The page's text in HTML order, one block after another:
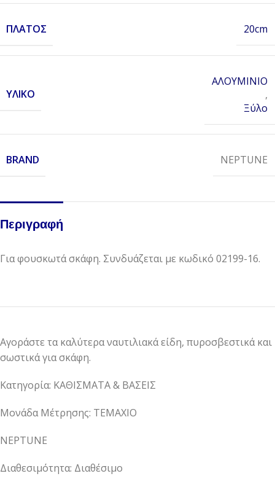
ΠΛΆΤΟΣ 20cm
ΥΛΙΚΌ
ΑΛΟΥΜΙΝΙΟ
,
Ξύλο
BRAND NEPTUNE
Περιγραφή
Για φουσκωτά σκάφη. Συνδυάζεται με κωδικό 02199-16.
Αγοράστε τα καλύτερα ναυτιλιακά είδη, πυροσβεστικά και
σωστικά για σκάφη.
Κατηγορία: ΚΑΘΙΣΜΑΤΑ & ΒΑΣΕΙΣ
Μονάδα Μέτρησης: ΤΕΜΑΧΙΟ
NEPTUNE
Διαθεσιμότητα: Διαθέσιμο